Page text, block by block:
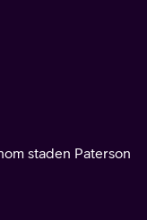
staden Paterson